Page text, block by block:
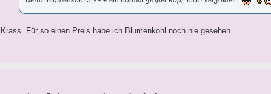
Krass. Für so einen Preis habe ich Blumenkohl noch nie gesehen.